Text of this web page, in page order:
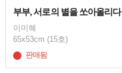
부부, 서로의 별을 쏘아올리다
이미혜
65x53cm (15호)
판매됨